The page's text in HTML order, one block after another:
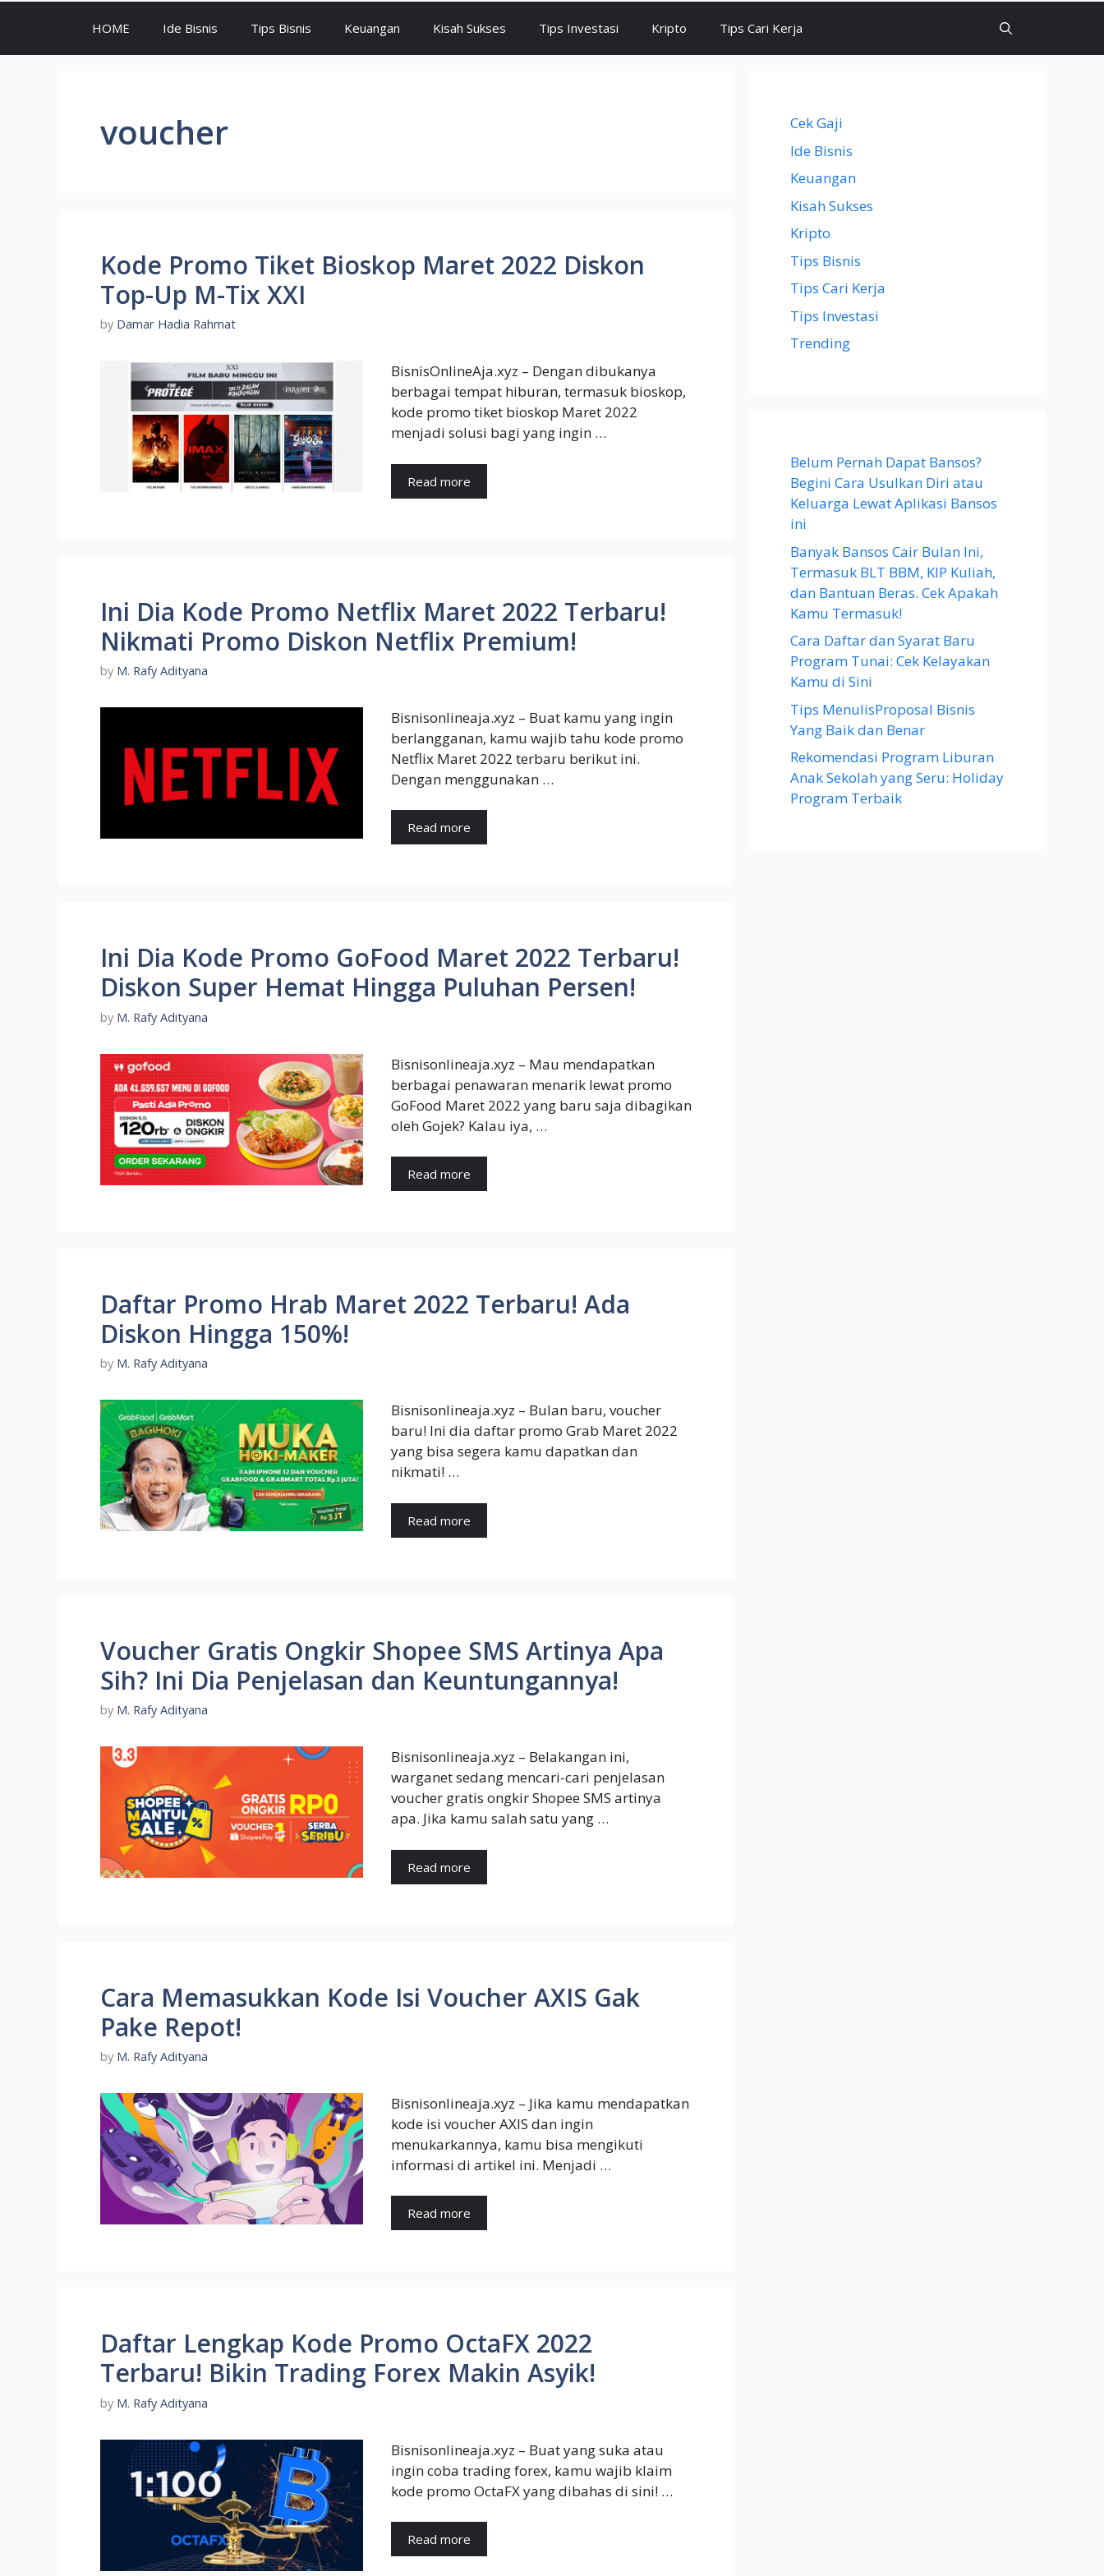
HOME Ide Bisnis Tips Bisnis Keuangan Kisah Sukses Tips Investasi Kripto Tips Cari Kerja
voucher
Kode Promo Tiket Bioskop Maret 2022 Diskon
Top-Up M-Tix XXI
by Damar Hadia Rahmat
BisnisOnlineAja.xyz – Dengan dibukanya
berbagai tempat hiburan, termasuk bioskop,
kode promo tiket bioskop Maret 2022
menjadi solusi bagi yang ingin …
Read more
Ini Dia Kode Promo Netflix Maret 2022 Terbaru!
Nikmati Promo Diskon Netflix Premium!
by M. Rafy Adityana
Bisnisonlineaja.xyz – Buat kamu yang ingin
berlangganan, kamu wajib tahu kode promo
Netflix Maret 2022 terbaru berikut ini.
Dengan menggunakan …
Read more
Ini Dia Kode Promo GoFood Maret 2022 Terbaru!
Diskon Super Hemat Hingga Puluhan Persen!
by M. Rafy Adityana
Bisnisonlineaja.xyz – Mau mendapatkan
berbagai penawaran menarik lewat promo
GoFood Maret 2022 yang baru saja dibagikan
oleh Gojek? Kalau iya, …
Read more
Daftar Promo Hrab Maret 2022 Terbaru! Ada
Diskon Hingga 150%!
by M. Rafy Adityana
Bisnisonlineaja.xyz – Bulan baru, voucher
baru! Ini dia daftar promo Grab Maret 2022
yang bisa segera kamu dapatkan dan
nikmati! …
Read more
Voucher Gratis Ongkir Shopee SMS Artinya Apa
Sih? Ini Dia Penjelasan dan Keuntungannya!
by M. Rafy Adityana
Bisnisonlineaja.xyz – Belakangan ini,
warganet sedang mencari-cari penjelasan
voucher gratis ongkir Shopee SMS artinya
apa. Jika kamu salah satu yang …
Read more
Cara Memasukkan Kode Isi Voucher AXIS Gak
Pake Repot!
by M. Rafy Adityana
Bisnisonlineaja.xyz – Jika kamu mendapatkan
kode isi voucher AXIS dan ingin
menukarkannya, kamu bisa mengikuti
informasi di artikel ini. Menjadi …
Read more
Daftar Lengkap Kode Promo OctaFX 2022
Terbaru! Bikin Trading Forex Makin Asyik!
by M. Rafy Adityana
Bisnisonlineaja.xyz – Buat yang suka atau
ingin coba trading forex, kamu wajib klaim
kode promo OctaFX yang dibahas di sini! …
Read more
Cek Gaji
Ide Bisnis
Keuangan
Kisah Sukses
Kripto
Tips Bisnis
Tips Cari Kerja
Tips Investasi
Trending
Belum Pernah Dapat Bansos?
Begini Cara Usulkan Diri atau
Keluarga Lewat Aplikasi Bansos
ini
Banyak Bansos Cair Bulan Ini,
Termasuk BLT BBM, KIP Kuliah,
dan Bantuan Beras. Cek Apakah
Kamu Termasuk!
Cara Daftar dan Syarat Baru
Program Tunai: Cek Kelayakan
Kamu di Sini
Tips MenulisProposal Bisnis
Yang Baik dan Benar
Rekomendasi Program Liburan
Anak Sekolah yang Seru: Holiday
Program Terbaik